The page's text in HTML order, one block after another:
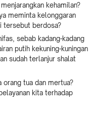
kehamilan?
meminta kelonggaran
tersebut berdosa?
sebab kadang-kadang
putih kekuning-kuningan
sudah terlanjur shalat
orang tua dan mertua?
kita terhadap